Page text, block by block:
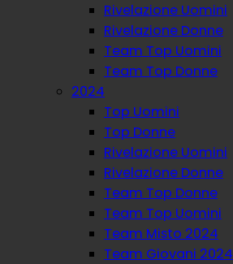
Rivelazione Uomini
Rivelazione Donne
Team Top Uomini
Team Top Donne
2024
Top Uomini
Top Donne
Rivelazione Uomini
Rivelazione Donne
Team Top Donne
Team Top Uomini
Team Misto 2024
Team Giovani 2024